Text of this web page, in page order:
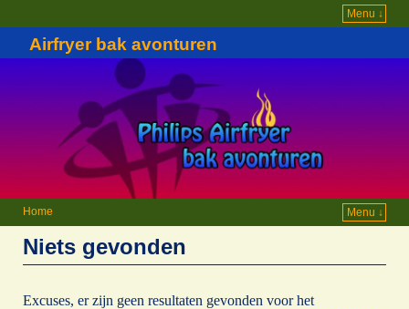
Menu ↓
Airfryer bak avonturen
Home Menu ↓
Niets gevonden
Excuses, er zijn geen resultaten gevonden voor het